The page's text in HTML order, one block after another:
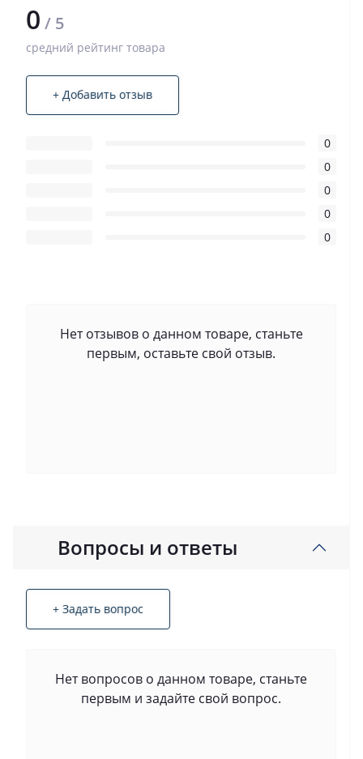
0 / 5
средний рейтинг товара
+ Добавить отзыв
0
0
0
0
0
Нет отзывов о данном товаре, станьте
первым, оставьте свой отзыв.
Вопросы и ответы
+ Задать вопрос
Нет вопросов о данном товаре, станьте
первым и задайте свой вопрос.